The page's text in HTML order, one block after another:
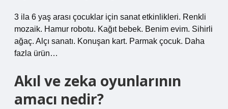
3 ila 6 yaş arası çocuklar için sanat etkinlikleri. Renkli
mozaik. Hamur robotu. Kağıt bebek. Benim evim. Sihirli
ağaç. Alçı sanatı. Konuşan kart. Parmak çocuk. Daha
fazla ürün…
Akıl ve zeka oyunlarının
amacı nedir?